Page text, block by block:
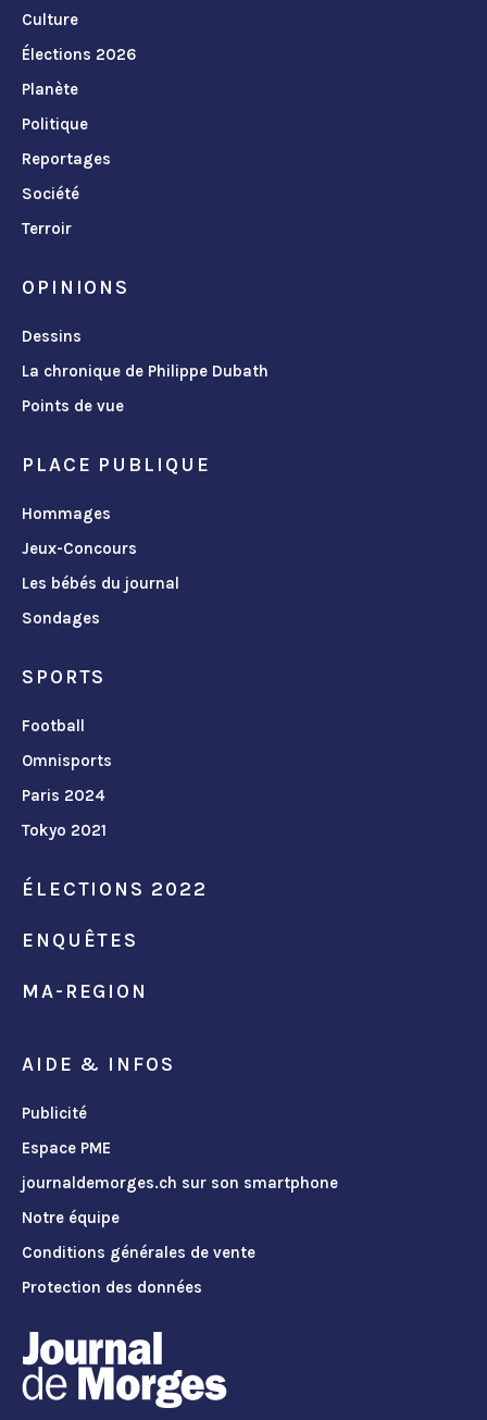
Culture
Élections 2026
Planète
Politique
Reportages
Société
Terroir
OPINIONS
Dessins
La chronique de Philippe Dubath
Points de vue
PLACE PUBLIQUE
Hommages
Jeux-Concours
Les bébés du journal
Sondages
SPORTS
Football
Omnisports
Paris 2024
Tokyo 2021
ÉLECTIONS 2022
ENQUÊTES
MA-REGION
AIDE & INFOS
Publicité
Espace PME
journaldemorges.ch sur son smartphone
Notre équipe
Conditions générales de vente
Protection des données